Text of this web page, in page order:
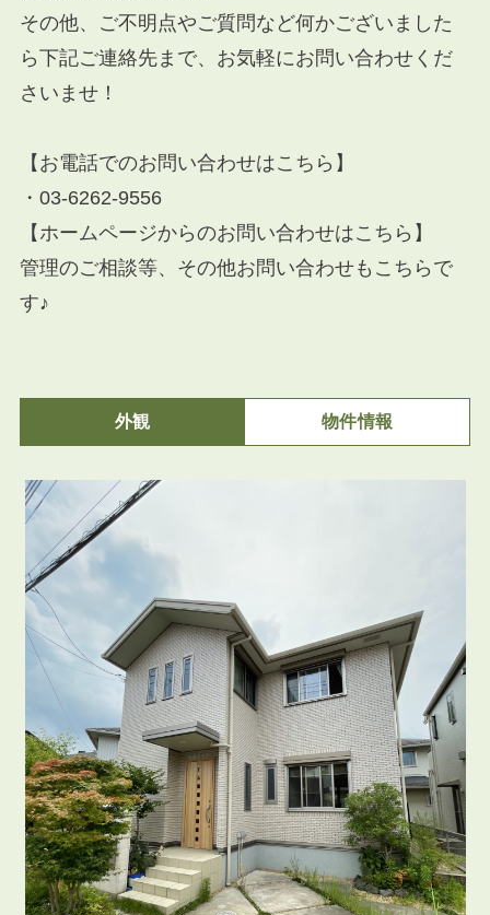
その他、ご不明点やご質問など何かございました
ら下記ご連絡先まで、お気軽にお問い合わせくだ
さいませ！
【お電話でのお問い合わせはこちら】
・03-6262-9556
【ホームページからのお問い合わせはこちら】
管理のご相談等、その他お問い合わせもこちらで
す♪
外観 物件情報